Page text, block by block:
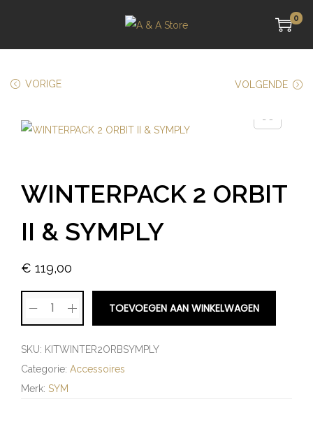
0
VORIGE VOLGENDE
WINTERPACK 2 ORBIT
II & SYMPLY
€ 119,00
TOEVOEGEN AAN WINKELWAGEN
SKU: KITWINTER2ORBSYMPLY
Categorie: Accessoires
Merk: SYM